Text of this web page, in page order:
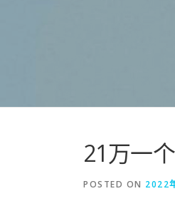
21万一
POSTED ON 2022